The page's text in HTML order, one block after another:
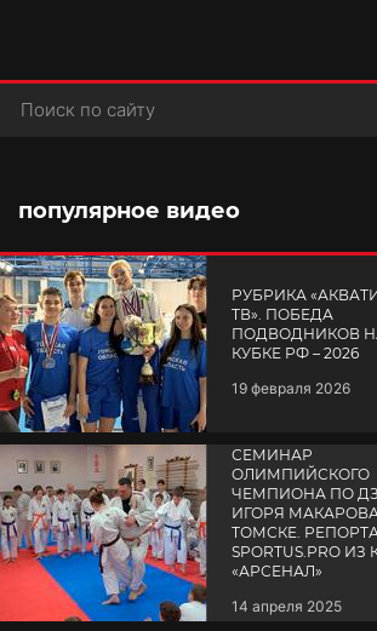
популярное видео
РУБРИКА
TВ». ПОБЕДА
ПОДВОДНИКОВ
КУБКЕ РФ – 2026
19 февраля 2026
СЕМИНАР
ОЛИМПИЙСКОГО
ЧЕМПИОНА ПО
ИГОРЯ
ТОМСКЕ.
SPORTUS.PRO ИЗ
«АРСЕНАЛ»
14 апреля 2025